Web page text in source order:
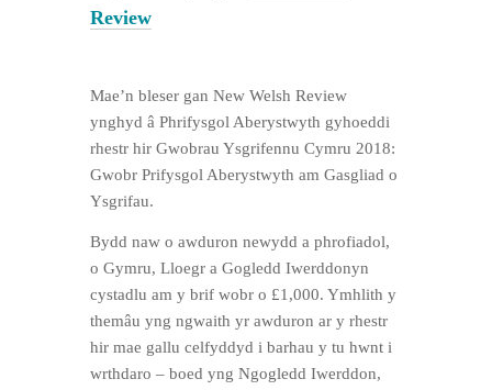
Review
Mae’n bleser gan New Welsh Review
ynghyd â Phrifysgol Aberystwyth gyhoeddi
rhestr hir Gwobrau Ysgrifennu Cymru 2018:
Gwobr Prifysgol Aberystwyth am Gasgliad o
Ysgrifau.
Bydd naw o awduron newydd a phrofiadol,
o Gymru, Lloegr a Gogledd Iwerddonyn
cystadlu am y brif wobr o £1,000. Ymhlith y
themâu yng ngwaith yr awduron ar y rhestr
hir mae gallu celfyddyd i barhau y tu hwnt i
wrthdaro – boed yng Ngogledd Iwerddon,